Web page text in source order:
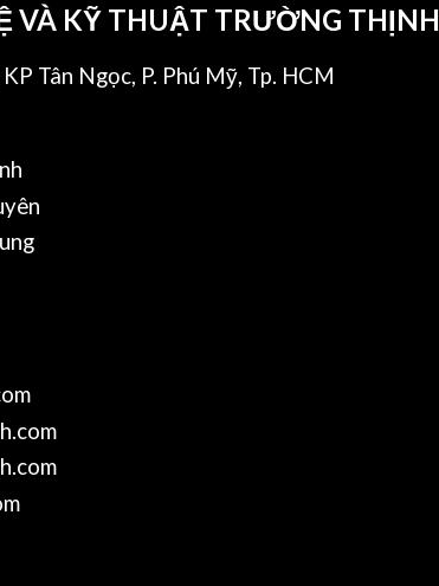
VÀ KỸ THUẬT TRƯỜNG THỊNH
Tân Ngọc, P. Phú Mỹ, Tp. HCM